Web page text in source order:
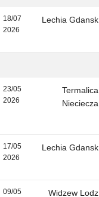
18/07
2026
Lechia Gdansk
23/05
2026
Termalica
Nieciecza
17/05
2026
Lechia Gdansk
09/05
Widzew Lodz